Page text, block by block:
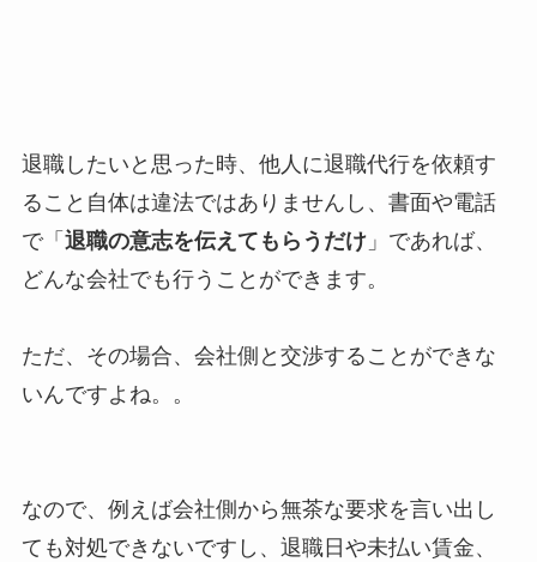
退職したいと思った時、他人に退職代行を依頼す
ること自体は違法ではありませんし、書面や電話
で「 退職の意志を伝えてもらうだけ」であれば、
どんな会社でも行うことができます。
ただ、その場合、会社側と交渉することができな
いんですよね。。
なので、例えば会社側から無茶な要求を言い出し
ても対処できないですし、退職日や未払い賃金、